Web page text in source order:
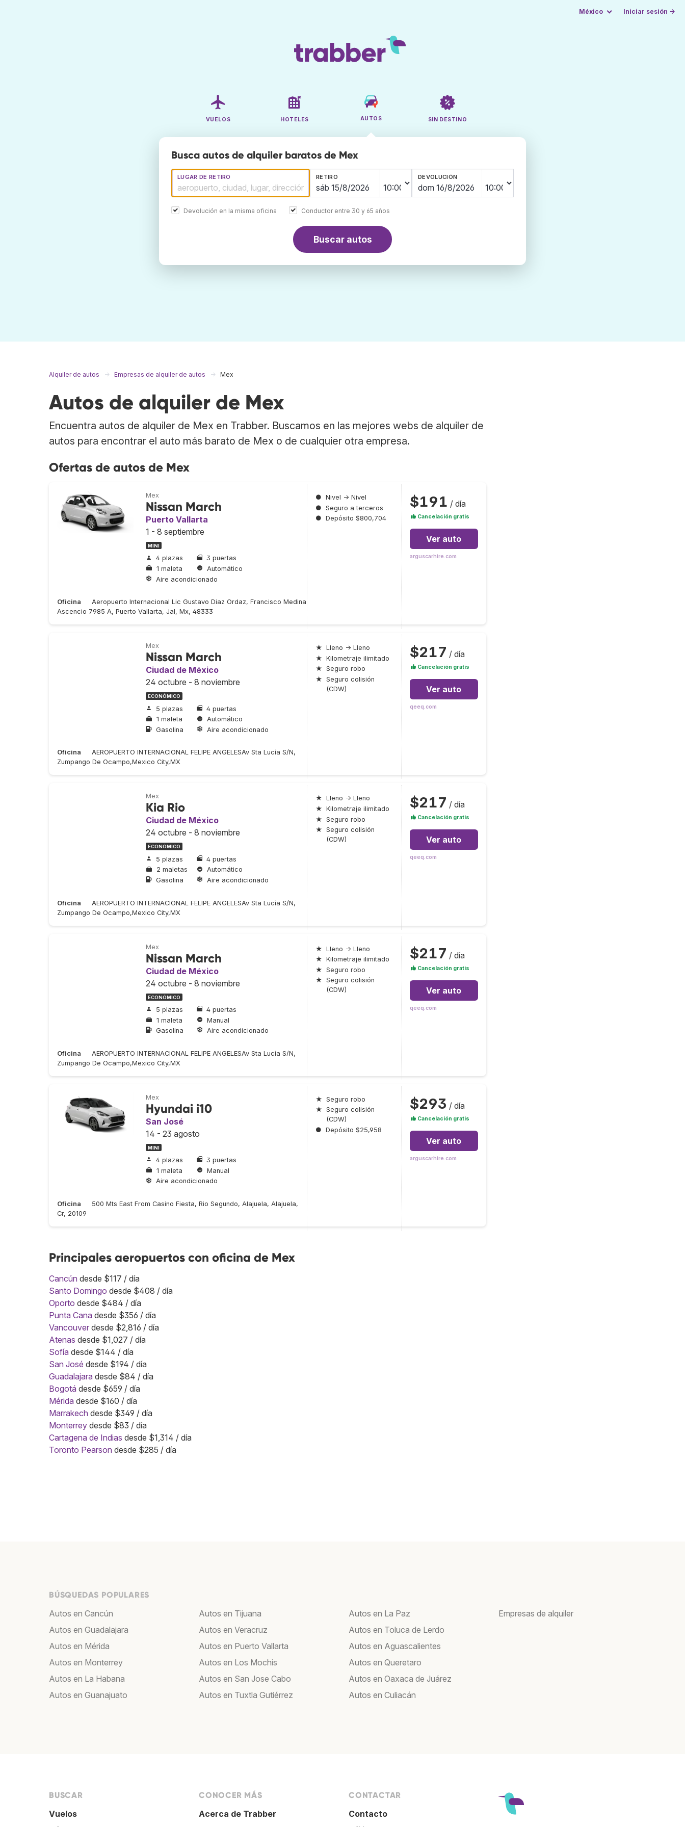
México Iniciar sesión →
VUELOS HOTELES AUTOS SIN DESTINO
Busca autos de alquiler baratos de Mex
LUGAR DE RETIRO RETIRO DEVOLUCIÓN
Devolución en la misma oficina Conductor entre 30 y 65 años
Buscar autos
Alquiler de autos Empresas de alquiler de autos Mex
Autos de alquiler de Mex
Encuentra autos de alquiler de Mex en Trabber. Buscamos en las mejores webs de alquiler de
autos para encontrar el auto más barato de Mex o de cualquier otra empresa.
Ofertas de autos de Mex
Mex
Nissan March
Puerto Vallarta
1 - 8 septiembre
MINI
4 plazas
3 puertas
1 maleta
Automático
Aire acondicionado
Oficina
Aeropuerto Internacional Lic Gustavo Diaz Ordaz, Francisco Medina
Ascencio 7985 A, Puerto Vallarta, Jal, Mx, 48333
● Nivel → Nivel
● Seguro a terceros
● Depósito $800,704
$191 / día
Cancelación gratis
Ver auto
arguscarhire.com
Mex
Nissan March
Ciudad de México
24 octubre - 8 noviembre
ECONÓMICO
5 plazas
4 puertas
1 maleta
Automático
Gasolina
Aire acondicionado
Oficina
AEROPUERTO INTERNACIONAL FELIPE ANGELESAv Sta Lucía S/N,
Zumpango De Ocampo,Mexico City,MX
★ Lleno → Lleno
★ Kilometraje ilimitado
★ Seguro robo
★ Seguro colisión
(CDW)
$217 / día
Cancelación gratis
Ver auto
qeeq.com
Mex
Kia Rio
Ciudad de México
24 octubre - 8 noviembre
ECONÓMICO
5 plazas
4 puertas
2 maletas
Automático
Gasolina
Aire acondicionado
Oficina
AEROPUERTO INTERNACIONAL FELIPE ANGELESAv Sta Lucía S/N,
Zumpango De Ocampo,Mexico City,MX
★ Lleno → Lleno
★ Kilometraje ilimitado
★ Seguro robo
★ Seguro colisión
(CDW)
$217 / día
Cancelación gratis
Ver auto
qeeq.com
Mex
Nissan March
Ciudad de México
24 octubre - 8 noviembre
ECONÓMICO
5 plazas
4 puertas
1 maleta
Manual
Gasolina
Aire acondicionado
Oficina
AEROPUERTO INTERNACIONAL FELIPE ANGELESAv Sta Lucía S/N,
Zumpango De Ocampo,Mexico City,MX
★ Lleno → Lleno
★ Kilometraje ilimitado
★ Seguro robo
★ Seguro colisión
(CDW)
$217 / día
Cancelación gratis
Ver auto
qeeq.com
Mex
Hyundai i10
San José
14 - 23 agosto
MINI
4 plazas
3 puertas
1 maleta
Manual
Aire acondicionado
Oficina
500 Mts East From Casino Fiesta, Rio Segundo, Alajuela, Alajuela,
Cr, 20109
★ Seguro robo
★ Seguro colisión
(CDW)
● Depósito $25,958
$293 / día
Cancelación gratis
Ver auto
arguscarhire.com
Principales aeropuertos con oficina de Mex
Cancún desde $117 / día
Santo Domingo desde $408 / día
Oporto desde $484 / día
Punta Cana desde $356 / día
Vancouver desde $2,816 / día
Atenas desde $1,027 / día
Sofía desde $144 / día
San José desde $194 / día
Guadalajara desde $84 / día
Bogotá desde $659 / día
Mérida desde $160 / día
Marrakech desde $349 / día
Monterrey desde $83 / día
Cartagena de Indias desde $1,314 / día
Toronto Pearson desde $285 / día
BÚSQUEDAS POPULARES
Autos en Cancún
Autos en Guadalajara
Autos en Mérida
Autos en Monterrey
Autos en La Habana
Autos en Guanajuato
Autos en Tijuana
Autos en Veracruz
Autos en Puerto Vallarta
Autos en Los Mochis
Autos en San Jose Cabo
Autos en Tuxtla Gutiérrez
Autos en La Paz
Autos en Toluca de Lerdo
Autos en Aguascalientes
Autos en Queretaro
Autos en Oaxaca de Juárez
Autos en Culiacán
Empresas de alquiler
BUSCAR
Vuelos
CONOCER MÁS
Acerca de Trabber
CONTACTAR
Contacto